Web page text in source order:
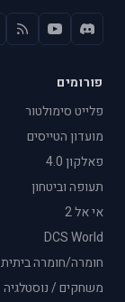
פורומים
פלייט סימולטור
מועדון הטייסים
פאלקון 4.0
תעופה וביטחון
אי אל 2
DCS World
חומרה/חומרה ביתית
משחקים / נוסטלגיה